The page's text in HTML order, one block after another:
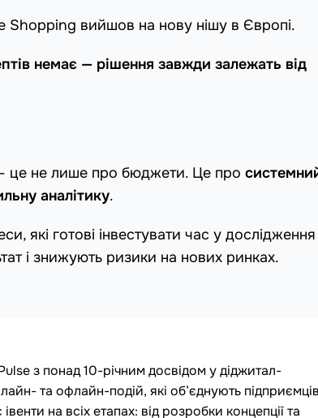
Shopping вийшов на нову нішу в Європі.
немає — рішення завжди залежать від
це не лише про бюджети. Це про
аналітику.
які готові інвестувати час у
і знижують ризики на нових ринках.
з понад 10-річним досвідом у діджитал-
та офлайн-подій, які об’єднують
на всіх етапах: від розробки концепції та